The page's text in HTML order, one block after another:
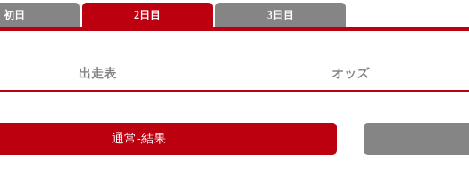
初日 2日目 3日目
出走表 オッズ
通常-結果